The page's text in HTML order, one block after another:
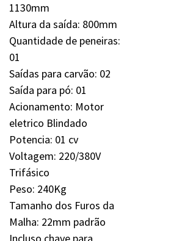
1130mm
Altura da saída: 800mm
Quantidade de peneiras:
01
Saídas para carvão: 02
Saída para pó: 01
Acionamento: Motor
eletrico Blindado
Potencia: 01 cv
Voltagem: 220/380V
Trifásico
Peso: 240Kg
Tamanho dos Furos da
Malha: 22mm padrão